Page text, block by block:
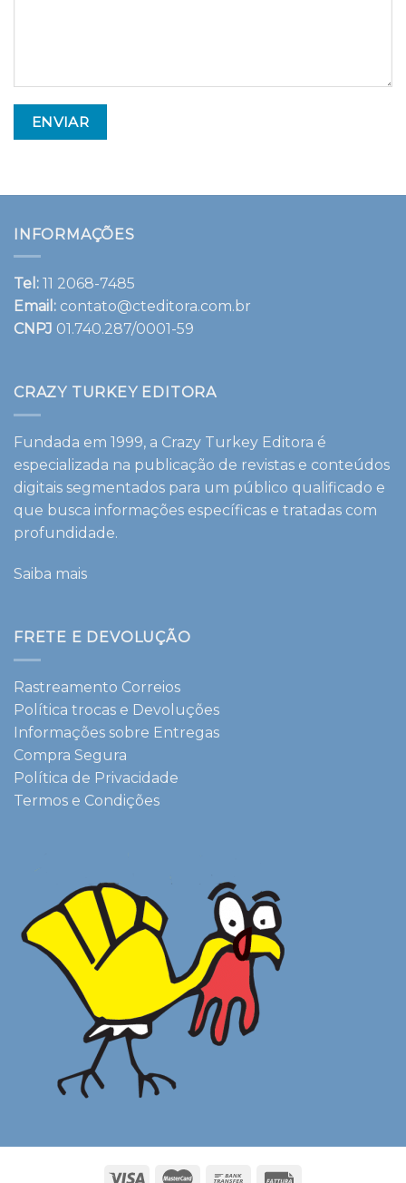
INFORMAÇÕES
Tel: 11 2068-7485
Email: contato@cteditora.com.br
CNPJ 01.740.287/0001-59
CRAZY TURKEY EDITORA
Fundada em 1999, a Crazy Turkey Editora é
especializada na publicação de revistas e conteúdos
digitais segmentados para um público qualificado e
que busca informações específicas e tratadas com
profundidade.
Saiba mais
FRETE E DEVOLUÇÃO
Rastreamento Correios
Política trocas e Devoluções
Informações sobre Entregas
Compra Segura
Política de Privacidade
Termos e Condições